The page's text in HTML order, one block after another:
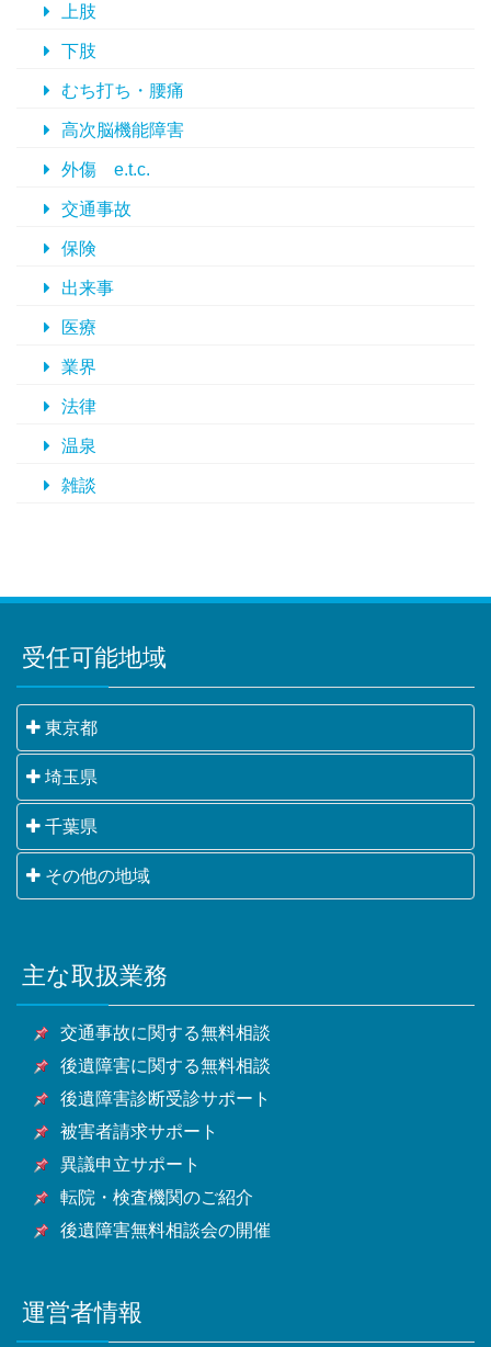
上肢
下肢
むち打ち・腰痛
高次脳機能障害
外傷 e.t.c.
交通事故
保険
出来事
医療
業界
法律
温泉
雑談
受任可能地域
東京都
千代田区・中央区・港区・新宿区・文京区・台東区・
墨田区・江東区・品川区・目黒区・大田区・世田谷
区・渋谷区・中野区・杉並区・豊島区・北区・荒川
区・板橋区・練馬区・足立区・葛飾区・江戸川区・八
王子市・立川市・武蔵野市・三鷹市・青梅市・府中
市・東大和市・清瀬市・東久留米市・武蔵村山市・多
摩市・稲城市・羽村市・あきる野市・西東京市他東京
都全域
埼玉県
さいたま市・川越市・熊谷市・川口市・行田市・秩父
市・所沢市・飯能市・加須市・本庄市・東松山市・春
日部市・狭山市・羽生市・鴻巣市・深谷市・上尾市・
潮市・富士見市・三郷市・蓮田市・坂戸市・幸手市・
鶴ヶ島市・日高市・吉川市・ふじみ野市・白岡市他埼
千葉県
千葉市・銚子市・市川市・船橋市・館山市・木更津
市・松戸市・野田市・茂原市・成田市・佐倉市・東金
市・富津市・浦安市・四街道市・袖ケ浦市・八街市・
印西市・白井市・富里市・南房総市・匝瑳市・香取
市・山武市・いすみ市・大網白里市他千葉県全域
その他の地域
甲府市・山梨市・南アルプス市他山梨県全域・長野
県・静岡県等
主な取扱業務
交通事故に関する無料相談
後遺障害に関する無料相談
後遺障害診断受診サポート
被害者請求サポート
異議申立サポート
転院・検査機関のご紹介
後遺障害無料相談会の開催
運営者情報